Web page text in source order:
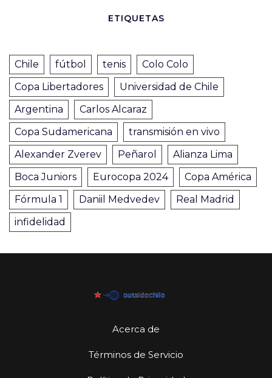
ETIQUETAS
Chile fútbol tenis
Colo Colo
Copa Libertadores
Universidad de Chile
Argentina
Carlos Alcaraz
Copa Sudamericana
transmisión en vivo
Alexander Zverev
Peñarol
Alianza Lima
Boca Juniors
Eurocopa 2024
Copa América
Fórmula 1
Daniil Medvedev
Real Madrid
infidelidad
Acerca de
Términos de Servicio